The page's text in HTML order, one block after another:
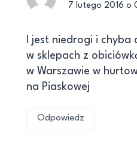
7 lutego 2016 o
I jest niedrogi i chyba
w sklepach z
w Warszawie w
na Piaskowej
Odpowiedz